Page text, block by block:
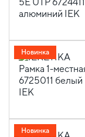
Новинка
Новинка